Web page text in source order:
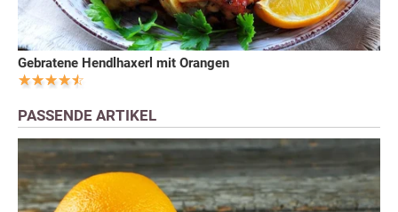
Gebratene Hendlhaxerl mit Orangen
PASSENDE ARTIKEL